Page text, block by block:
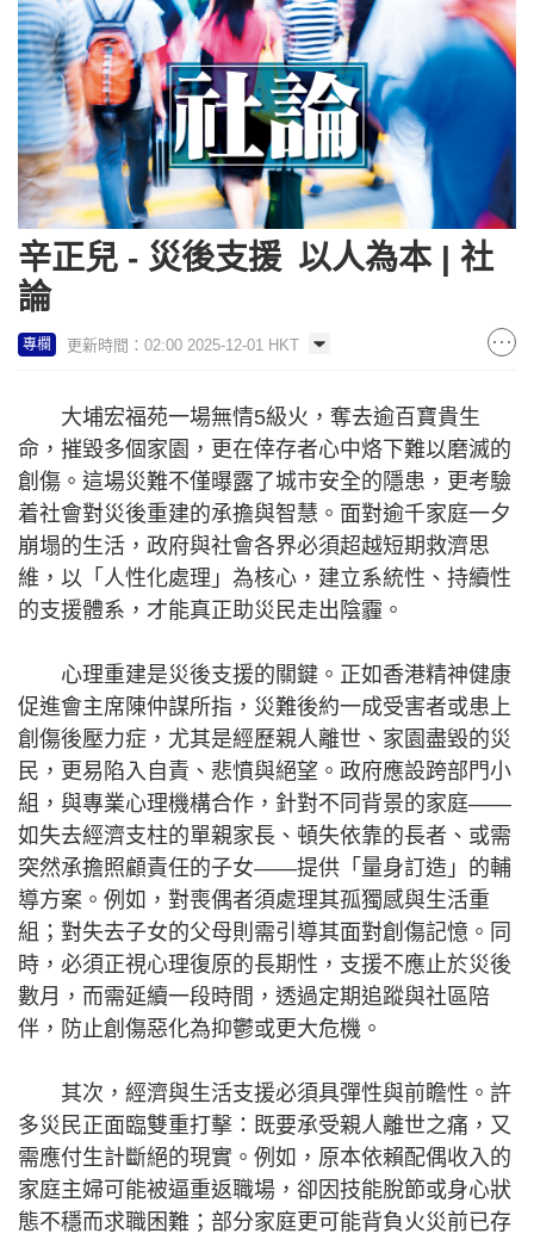
辛正兒 - 災後支援 以人為本 | 社
論
專欄 更新時間：02:00 2025-12-01 HKT
大埔宏福苑一場無情5級火，奪去逾百寶貴生
命，摧毀多個家園，更在倖存者心中烙下難以磨滅的
創傷。這場災難不僅曝露了城市安全的隱患，更考驗
着社會對災後重建的承擔與智慧。面對逾千家庭一夕
崩塌的生活，政府與社會各界必須超越短期救濟思
維，以「人性化處理」為核心，建立系統性、持續性
的支援體系，才能真正助災民走出陰霾。
心理重建是災後支援的關鍵。正如香港精神健康
促進會主席陳仲謀所指，災難後約一成受害者或患上
創傷後壓力症，尤其是經歷親人離世、家園盡毀的災
民，更易陷入自責、悲憤與絕望。政府應設跨部門小
組，與專業心理機構合作，針對不同背景的家庭——
如失去經濟支柱的單親家長、頓失依靠的長者、或需
突然承擔照顧責任的子女——提供「量身訂造」的輔
導方案。例如，對喪偶者須處理其孤獨感與生活重
組；對失去子女的父母則需引導其面對創傷記憶。同
時，必須正視心理復原的長期性，支援不應止於災後
數月，而需延續一段時間，透過定期追蹤與社區陪
伴，防止創傷惡化為抑鬱或更大危機。
其次，經濟與生活支援必須具彈性與前瞻性。許
多災民正面臨雙重打擊：既要承受親人離世之痛，又
需應付生計斷絕的現實。例如，原本依賴配偶收入的
家庭主婦可能被逼重返職場，卻因技能脫節或身心狀
態不穩而求職困難；部分家庭更可能背負火災前已存